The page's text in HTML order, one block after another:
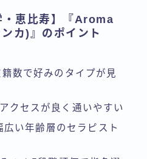
・恵比寿】『Aroma
カ)』のポイント
籍数で好みのタイプが見
クセスが良く通いやすい
広い年齢層のセラピスト